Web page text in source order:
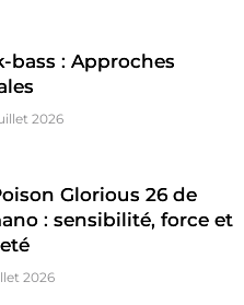
bass : Approches
2026
Glorious 26 de
: sensibilité, force et
2026